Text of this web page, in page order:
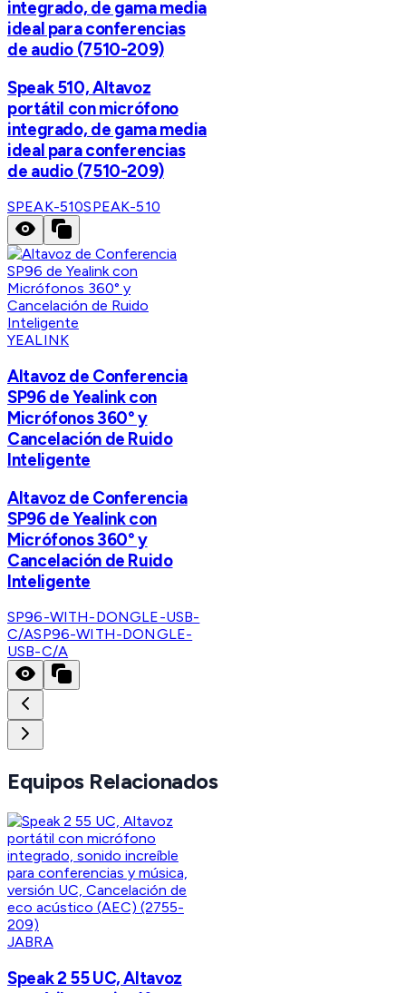
integrado, de gama media
ideal para conferencias
de audio (7510-209)
Speak 510, Altavoz
portátil con micrófono
integrado, de gama media
ideal para conferencias
de audio (7510-209)
SPEAK-510SPEAK-510
YEALINK
Altavoz de Conferencia
SP96 de Yealink con
Micrófonos 360° y
Cancelación de Ruido
Inteligente
Altavoz de Conferencia
SP96 de Yealink con
Micrófonos 360° y
Cancelación de Ruido
Inteligente
SP96-WITH-DONGLE-USB-
C/ASP96-WITH-DONGLE-
USB-C/A
Equipos Relacionados
JABRA
Speak 2 55 UC, Altavoz